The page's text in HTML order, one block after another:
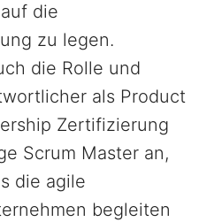
die
zu legen.
die Rolle und
als Product
Zertifizierung
Scrum Master an,
die agile
begleiten